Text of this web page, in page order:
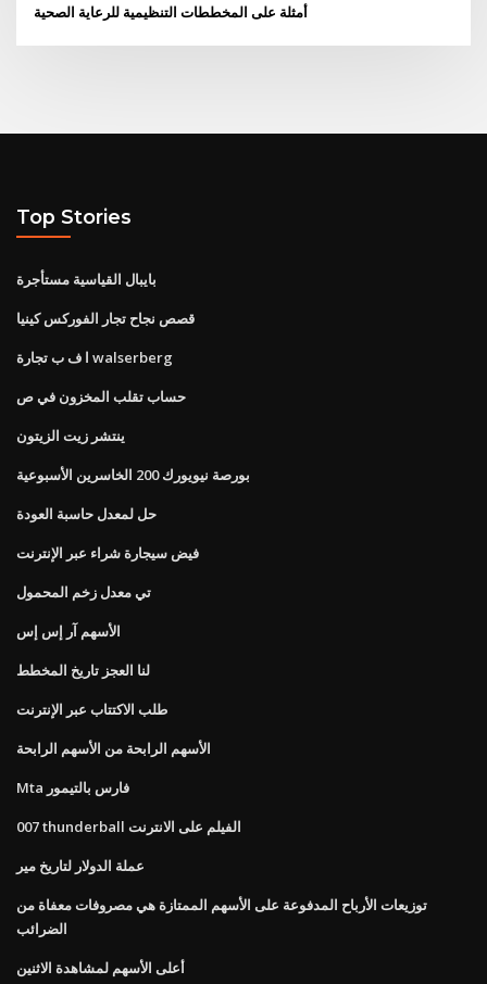
أمثلة على المخططات التنظيمية للرعاية الصحية
Top Stories
بايبال القياسية مستأجرة
قصص نجاح تجار الفوركس كينيا
ا ف ب تجارة walserberg
حساب تقلب المخزون في ص
ينتشر زيت الزيتون
بورصة نيويورك 200 الخاسرين الأسبوعية
حل لمعدل حاسبة العودة
فيض سيجارة شراء عبر الإنترنت
تي معدل زخم المحمول
الأسهم آر إس إس
لنا العجز تاريخ المخطط
طلب الاكتتاب عبر الإنترنت
الأسهم الرابحة من الأسهم الرابحة
Mta فارس بالتيمور
007 thunderball الفيلم على الانترنت
عملة الدولار لتاريخ مير
توزيعات الأرباح المدفوعة على الأسهم الممتازة هي مصروفات معفاة من
الضرائب
أعلى الأسهم لمشاهدة الاثنين